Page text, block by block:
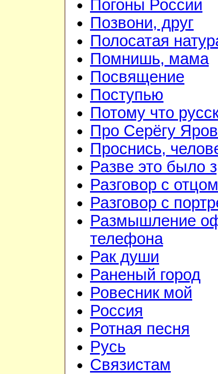
Погоны России
Позвони, друг
Полосатая
Помнишь, мама
Посвящение
Поступью
Потому что
Про Серёгу
Проснись,
Разве это было
Разговор с отцом
Разговор с
Размышление
телефона
Рак души
Раненый город
Ровесник мой
Россия
Ротная песня
Русь
Связистам